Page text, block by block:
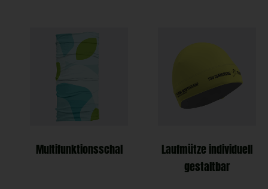
Multifunktionsschal
Laufmütze individuell
gestaltbar